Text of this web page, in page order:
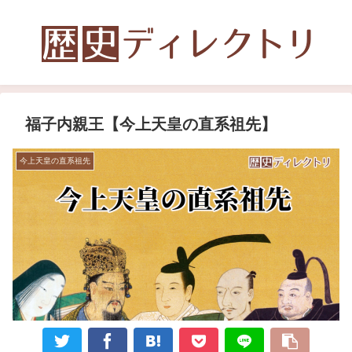
福子内親王【今上天皇の直系祖先】
今上天皇の直系祖先